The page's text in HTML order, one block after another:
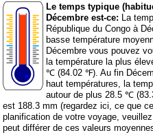
Le temps typique
Décembre est-ce: La
République du Congo à
basse température
Décembre vous pouvez
la température la plus
℃ (84.02 ℉). Au fin
haut températures, la
autour de plus 28.5 ℃
est 188.3 mm (regardez ici, ce que
planification de votre voyage,
peut différer de ces valeurs